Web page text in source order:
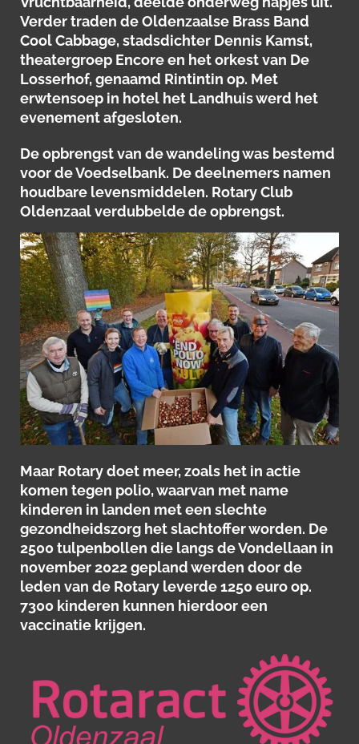
Verder traden de Oldenzaalse Brass Band
Cool Cabbage, stadsdichter Dennis Kamst,
theatergroep Encore en het orkest van De
Losserhof, genaamd Rintintin op. Met
erwtensoep in hotel het Landhuis werd het
evenement afgesloten.
De opbrengst van de wandeling was bestemd
voor de Voedselbank. De deelnemers namen
houdbare levensmiddelen. Rotary Club
Oldenzaal verdubbelde de opbrengst.
Maar Rotary doet meer, zoals het in actie
komen tegen polio, waarvan met name
kinderen in landen met een slechte
gezondheidszorg het slachtoffer worden. De
2500 tulpenbollen die langs de Vondellaan in
november 2022 gepland werden door de
leden van de Rotary leverde 1250 euro op.
7300 kinderen kunnen hierdoor een
vaccinatie krijgen.